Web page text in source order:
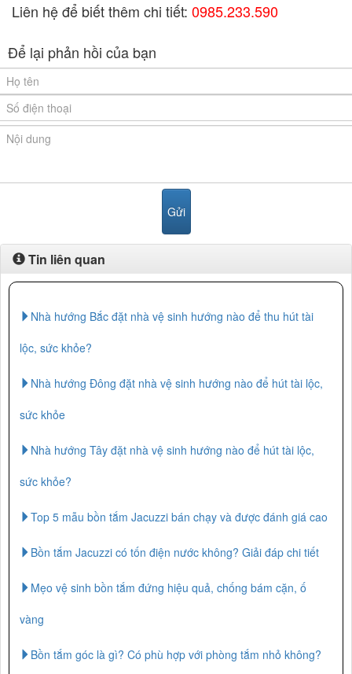
Liên hệ để biết thêm chi tiết: 0985.233.590
Để lại phản hồi của bạn
Tin liên quan
Nhà hướng Bắc đặt nhà vệ sinh hướng nào để thu hút tài
lộc, sức khỏe?
Nhà hướng Đông đặt nhà vệ sinh hướng nào để hút tài lộc,
sức khỏe
Nhà hướng Tây đặt nhà vệ sinh hướng nào để hút tài lộc,
sức khỏe?
Top 5 mẫu bồn tắm Jacuzzi bán chạy và được đánh giá cao
Bồn tắm Jacuzzi có tốn điện nước không? Giải đáp chi tiết
Mẹo vệ sinh bồn tắm đứng hiệu quả, chống bám cặn, ố
vàng
Bồn tắm góc là gì? Có phù hợp với phòng tắm nhỏ không?